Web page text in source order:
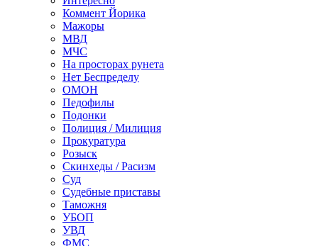
Коммент Йорика
Мажоры
МВД
МЧС
На просторах рунета
Нет Беспределу
ОМОН
Педофилы
Подонки
Полиция / Милиция
Прокуратура
Розыск
Скинхеды / Расизм
Суд
Судебные приставы
Таможня
УБОП
УВД
ФМС